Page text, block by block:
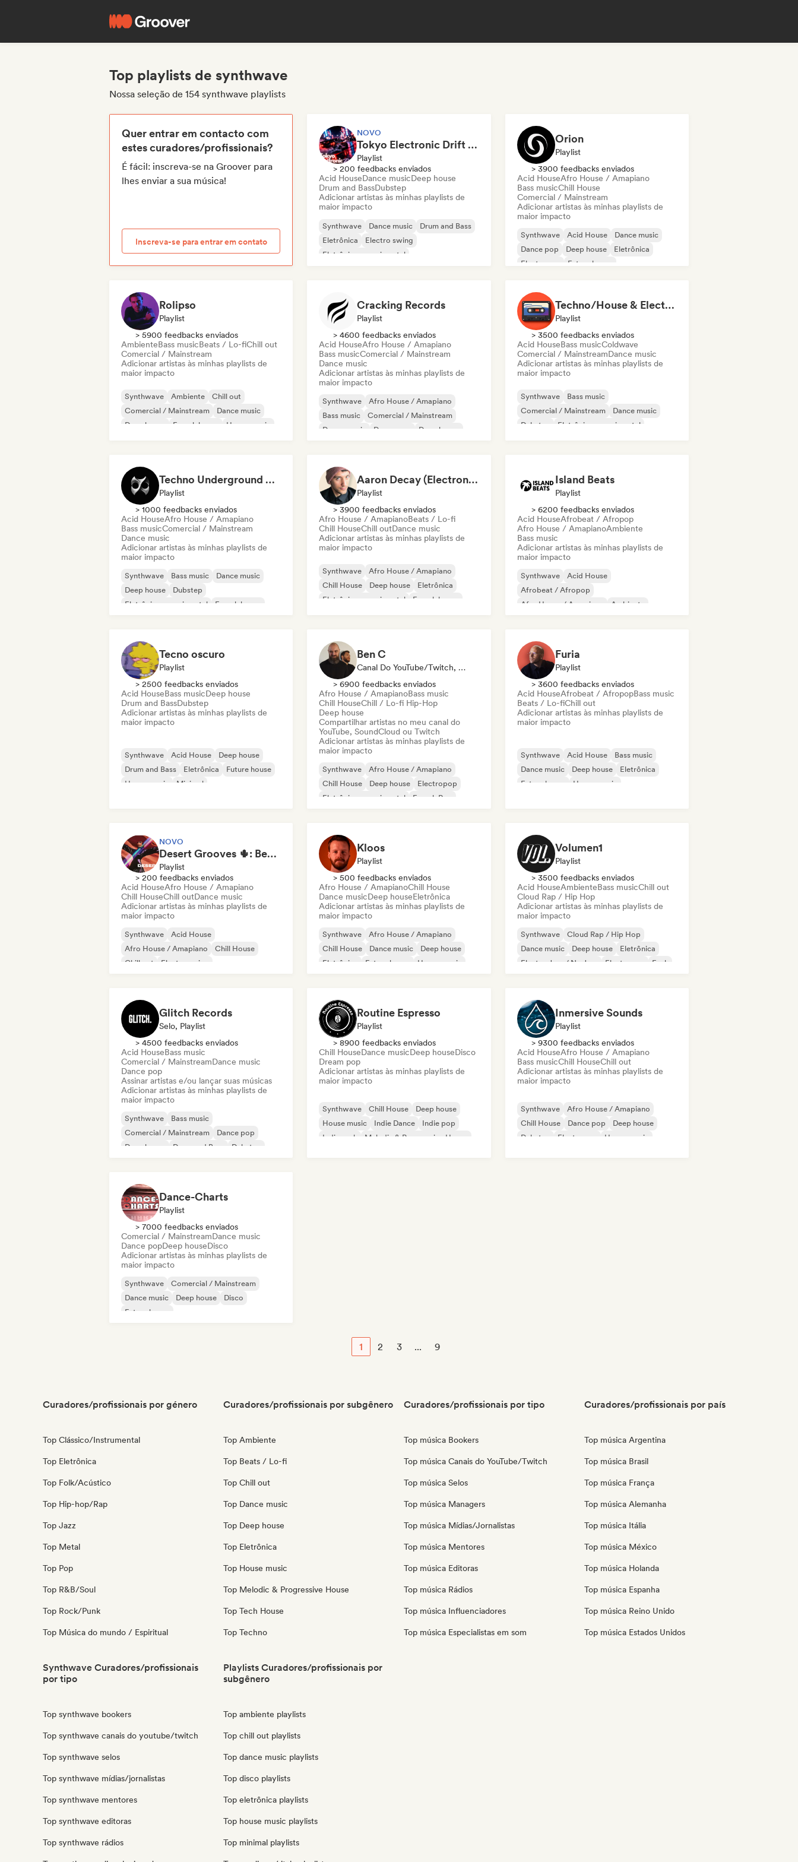
Top playlists de synthwave
Nossa seleção de 154 synthwave playlists
Quer entrar em contacto com
estes curadores/profissionais?
É fácil: inscreva-se na Groover para
lhes enviar a sua música!
Inscreva-se para entrar em contato
NOVO
Tokyo Electronic Drift 🏎️ Schranz, Hard Techno & Anime EDM
Playlist
> 200 feedbacks enviados
Acid HouseDance musicDeep house
Drum and BassDubstep
Adicionar artistas às minhas playlists de
maior impacto
Synthwave Dance music
Drum and Bass
Eletrônica
Electro swing
Eletrônica experimental
Orion
Playlist
> 3900 feedbacks enviados
Acid HouseAfro House / Amapiano
Bass musicChill House
Comercial / Mainstream
Adicionar artistas às minhas playlists de
maior impacto
Synthwave Acid House
Dance music
Dance pop
Deep house
Eletrônica
Electropop
Future house
Rolipso
Playlist
> 5900 feedbacks enviados
AmbienteBass musicBeats / Lo-fiChill out
Comercial / Mainstream
Adicionar artistas às minhas playlists de
maior impacto
Synthwave Ambiente
Chill out
Comercial / Mainstream
Dance music
Deep house
French house House music
Cracking Records
Playlist
> 4600 feedbacks enviados
Acid HouseAfro House / Amapiano
Bass musicComercial / Mainstream
Dance music
Adicionar artistas às minhas playlists de
maior impacto
Synthwave
Afro House / Amapiano
Bass music
Comercial / Mainstream
Dance music
Dance pop
Deep house
Techno/House & Electronic Music for Svea Playlists
Playlist
> 3500 feedbacks enviados
Acid HouseBass musicColdwave
Comercial / MainstreamDance music
Adicionar artistas às minhas playlists de
maior impacto
Synthwave
Bass music
Comercial / Mainstream
Dance music
Dubstep
Eletrônica experimental
Techno Underground Rave Anthems by Orphium
Playlist
> 1000 feedbacks enviados
Acid HouseAfro House / Amapiano
Bass musicComercial / Mainstream
Dance music
Adicionar artistas às minhas playlists de
maior impacto
Synthwave Bass music
Dance music
Deep house
Dubstep
Eletrônica experimental
French house
Aaron Decay (Electronic Dream & Chill Electronic Dream playlists)
Playlist
> 3900 feedbacks enviados
Afro House / AmapianoBeats / Lo-fi
Chill HouseChill outDance music
Adicionar artistas às minhas playlists de
maior impacto
Synthwave
Afro House / Amapiano
Chill House
Deep house
Eletrônica
Eletrônica experimental
French house
Island Beats
Playlist
> 6200 feedbacks enviados
Acid HouseAfrobeat / Afropop
Afro House / AmapianoAmbiente
Bass music
Adicionar artistas às minhas playlists de
maior impacto
Synthwave
Acid House
Afrobeat / Afropop
Afro House / Amapiano
Ambiente
Tecno oscuro
Playlist
> 2500 feedbacks enviados
Acid HouseBass musicDeep house
Drum and BassDubstep
Adicionar artistas às minhas playlists de
maior impacto
Synthwave Acid House
Deep house
Drum and Bass
Eletrônica
Future house
House music
Minimal
Ben C
Canal Do YouTube/Twitch, Playlist
> 6900 feedbacks enviados
Afro House / AmapianoBass music
Chill HouseChill / Lo-fi Hip-Hop
Deep house
Compartilhar artistas no meu canal do
YouTube, SoundCloud ou Twitch
Adicionar artistas às minhas playlists de
maior impacto
Synthwave
Afro House / Amapiano
Chill House
Deep house
Electropop
Eletrônica experimental
French Pop
Furia
Playlist
> 3600 feedbacks enviados
Acid HouseAfrobeat / AfropopBass music
Beats / Lo-fiChill out
Adicionar artistas às minhas playlists de
maior impacto
Synthwave Acid House
Bass music
Dance music
Deep house
Eletrônica
Future house
House music
NOVO
Desert Grooves 🌵: Best of Afro House, Organic & Melodic
Playlist
> 200 feedbacks enviados
Acid HouseAfro House / Amapiano
Chill HouseChill outDance music
Adicionar artistas às minhas playlists de
maior impacto
Synthwave
Acid House
Afro House / Amapiano
Chill House
Chill out
Electro swing
Kloos
Playlist
> 500 feedbacks enviados
Afro House / AmapianoChill House
Dance musicDeep houseEletrônica
Adicionar artistas às minhas playlists de
maior impacto
Synthwave
Afro House / Amapiano
Chill House
Dance music
Deep house
Eletrônica
Future house House music
Volumen1
Playlist
> 3500 feedbacks enviados
Acid HouseAmbienteBass musicChill out
Cloud Rap / Hip Hop
Adicionar artistas às minhas playlists de
maior impacto
Synthwave
Cloud Rap / Hip Hop
Dance music
Deep house
Eletrônica
Electro Jazz / Nu Jazz
Electropop Funk
Glitch Records
Selo, Playlist
> 4500 feedbacks enviados
Acid HouseBass music
Comercial / MainstreamDance music
Dance pop
Assinar artistas e/ou lançar suas músicas
Adicionar artistas às minhas playlists de
maior impacto
Synthwave
Bass music
Comercial / Mainstream
Dance pop
Deep house
Drum and Bass
Dubstep
Routine Espresso
Playlist
> 8900 feedbacks enviados
Chill HouseDance musicDeep houseDisco
Dream pop
Adicionar artistas às minhas playlists de
maior impacto
Synthwave Chill House
Deep house
House music
Indie Dance
Indie pop
Indie rock
Melodic & Progressive House
Inmersive Sounds
Playlist
> 9300 feedbacks enviados
Acid HouseAfro House / Amapiano
Bass musicChill HouseChill out
Adicionar artistas às minhas playlists de
maior impacto
Synthwave
Afro House / Amapiano
Chill House
Dance pop
Deep house
Dubstep
Electropop House music
Dance-Charts
Playlist
> 7000 feedbacks enviados
Comercial / MainstreamDance music
Dance popDeep houseDisco
Adicionar artistas às minhas playlists de
maior impacto
Synthwave
Comercial / Mainstream
Dance music
Deep house
Disco
Future house
1 2 3 ... 9
Curadores/profissionais por género
Top Clássico/Instrumental
Top Eletrônica
Top Folk/Acústico
Top Hip-hop/Rap
Top Jazz
Top Metal
Top Pop
Top R&B/Soul
Top Rock/Punk
Top Música do mundo / Espiritual
Curadores/profissionais por subgênero
Top Ambiente
Top Beats / Lo-fi
Top Chill out
Top Dance music
Top Deep house
Top Eletrônica
Top House music
Top Melodic & Progressive House
Top Tech House
Top Techno
Curadores/profissionais por tipo
Top música Bookers
Top música Canais do YouTube/Twitch
Top música Selos
Top música Managers
Top música Mídias/Jornalistas
Top música Mentores
Top música Editoras
Top música Rádios
Top música Influenciadores
Top música Especialistas em som
Curadores/profissionais por país
Top música Argentina
Top música Brasil
Top música França
Top música Alemanha
Top música Itália
Top música México
Top música Holanda
Top música Espanha
Top música Reino Unido
Top música Estados Unidos
Synthwave Curadores/profissionais
por tipo
Top synthwave bookers
Top synthwave canais do youtube/twitch
Top synthwave selos
Top synthwave mídias/jornalistas
Top synthwave mentores
Top synthwave editoras
Top synthwave rádios
Playlists Curadores/profissionais por
subgênero
Top ambiente playlists
Top chill out playlists
Top dance music playlists
Top disco playlists
Top eletrônica playlists
Top house music playlists
Top minimal playlists